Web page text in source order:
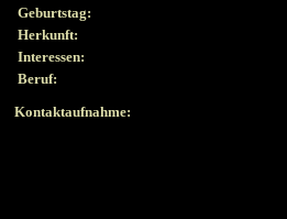
Geburtstag:
Herkunft:
Interessen:
Beruf:
Kontaktaufnahme: